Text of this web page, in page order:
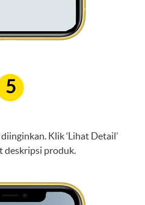
5
Klik ‘Lihat Detail’
deskripsi produk.